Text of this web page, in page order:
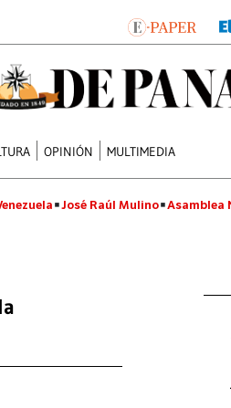
OPINIÓN MULTIMEDIA
José Raúl Mulino Asamblea